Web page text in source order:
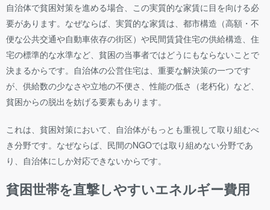
自治体で貧困対策を進める場合、この実質的な家賃に目を向ける必
要があります。なぜならば、実質的な家賃は、都市構造（高額・不
便な公共交通や自動車依存の街区）や民間賃貸住宅の供給構造、住
宅の標準的な水準など、貧困の当事者ではどうにもならないことで
決まるからです。自治体の公営住宅は、重要な解決策の一つです
が、供給数の少なさや立地の不便さ、性能の低さ（老朽化）など、
貧困からの脱出を妨げる要素もあります。
これは、貧困対策において、自治体がもっとも重視して取り組むべ
き分野です。なぜならば、民間のNGOでは取り組めない分野であ
り、自治体にしか対応できないからです。
貧困世帯を直撃しやすいエネルギー費用